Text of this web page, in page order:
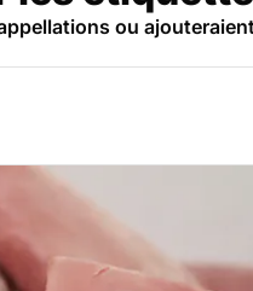
ou